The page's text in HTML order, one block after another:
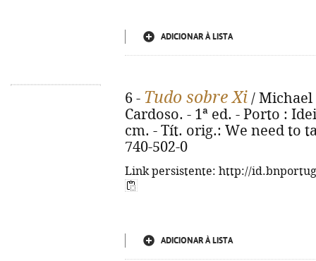
ADICIONAR À LISTA
6 - Tudo sobre Xi /
Cardoso. - 1ª ed. - Porto :
cm. - Tít. orig.: We need to
740-502-0
Link persistente: http://
ADICIONAR À LISTA